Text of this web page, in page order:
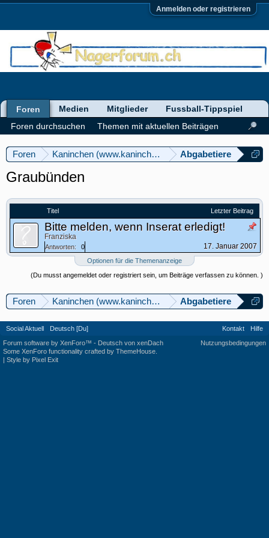
Anmelden oder registrieren
Foren Kaninchen (www.kaninchenforum.ch)Abgabetiere
Graubünden
Titel Letzter Beitrag
Bitte melden, wenn Inserat erledigt!
Franziska
Antworten: 0 17. Januar 2007
Optionen für die Themenanzeige
(Du musst angemeldet oder registriert sein, um Beiträge verfassen zu können. )
Foren Kaninchen (www.kaninchenforum.ch)Abgabetiere
Foren
Foren durchsuchen
Themen mit aktuellen Beiträgen
Medien Mitglieder Fussball-Tippspiel
Social Aktuell Deutsch [Du] Kontakt
Hilfe
Nutzungsbedingungen
Forum software by XenForo™ - Deutsch von xenDach
Some XenForo functionality crafted by ThemeHouse
| Style by Pixel Exit